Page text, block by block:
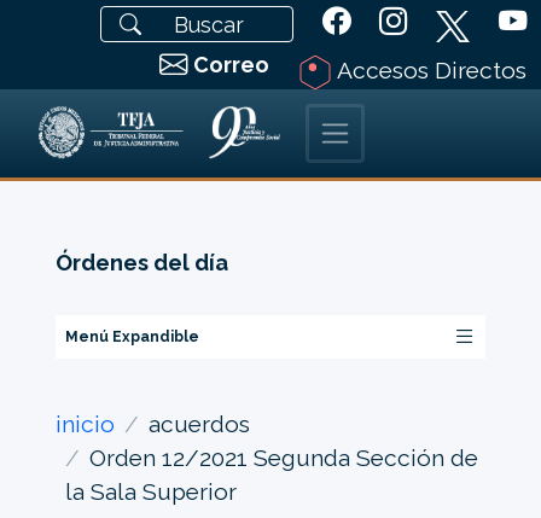
Correo Accesos Directos
Órdenes del día
Menú Expandible
inicio
acuerdos
Orden 12/2021 Segunda Sección de
la Sala Superior